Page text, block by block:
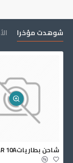
شوهدت مؤخرا
شاحن بطارياتNOVACAR 10A